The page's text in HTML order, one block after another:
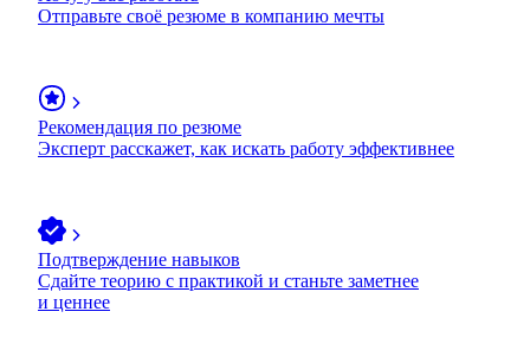
Отправьте своё резюме в компанию мечты
Рекомендация по резюме
Эксперт расскажет, как искать работу эффективнее
Подтверждение навыков
Сдайте теорию с практикой и станьте заметнее
и ценнее